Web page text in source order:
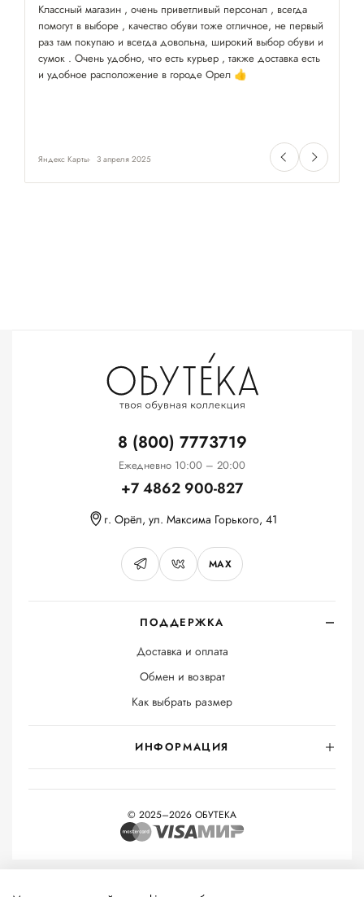
Классный магазин , очень приветливый персонал , всегда
помогут в выборе , качество обуви тоже отличное, не первый
раз там покупаю и всегда довольна, широкий выбор обуви и
сумок . Очень удобно, что есть курьер , также доставка есть
и удобное расположение в городе Орел 👍
Яндекс Карты 3 апреля 2025
ПОДДЕРЖКА
Доставка и оплата
Обмен и возврат
Как выбрать размер
ИНФОРМАЦИЯ
8 (800) 7773719
Ежедневно 10:00 – 20:00
+7 4862 900-827
г. Орёл, ул. Максима Горького, 41
MAX
© 2025–2026 ОБУТЕКА
технологии
(информационные технологии предоставления